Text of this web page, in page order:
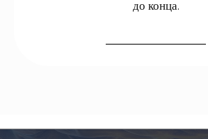
до конца.